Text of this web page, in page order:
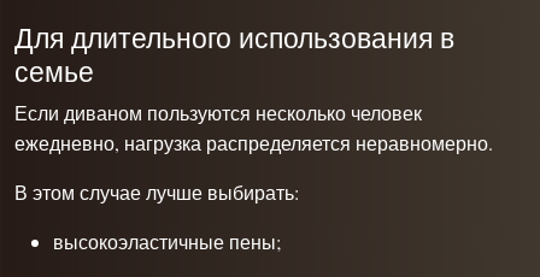
Для длительного использования в
семье
Если диваном пользуются несколько человек
ежедневно, нагрузка распределяется неравномерно.
В этом случае лучше выбирать:
высокоэластичные пены;